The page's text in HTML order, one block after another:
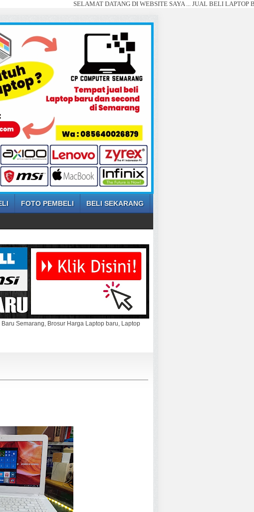
SELAMAT DATANG DI WEBSITE SAYA ... JUAL BELI LAPTOP BARU
FOTO PEMBELI BELI SEKARANG
Semarang, Brosur Harga Laptop baru, Laptop